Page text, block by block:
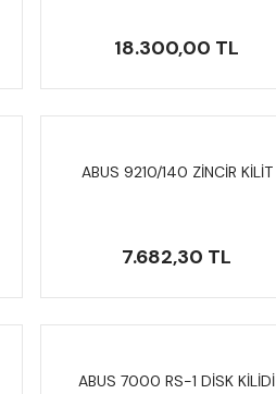
18.300,00 TL
ABUS 9210/140 ZİNCİR KİLİT
7.682,30 TL
ABUS 7000 RS-1 DİSK KİLİDİ